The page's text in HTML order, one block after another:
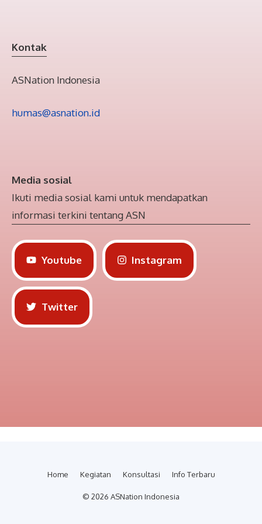
Kontak
ASNation Indonesia
humas@asnation.id
Media sosial
Ikuti media sosial kami untuk mendapatkan
informasi terkini tentang ASN
Youtube Instagram
Twitter
Home Kegiatan Konsultasi Info Terbaru
© 2026 ASNation Indonesia